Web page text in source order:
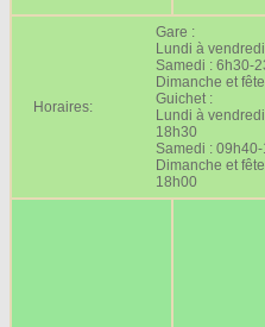
Horaires:
Gare :
Lundi à
Samedi : 6h30-
Dimanche et
Guichet :
Lundi à
18h30
Samedi :
Dimanche et
18h00